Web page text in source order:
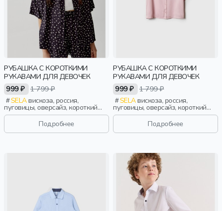
РУБАШКА С КОРОТКИМИ
РУКАВАМИ ДЛЯ ДЕВОЧЕК
999 ₽ 1 799 ₽
SELAвискоза, россия,
пуговицы, оверсайз, короткий
рукав, короткие, застежка,
свободные, воротник, девочки,
Подробнее
РУБАШКА С КОРОТКИМИ
РУКАВАМИ ДЛЯ ДЕВОЧЕК
999 ₽ 1 799 ₽
SELAвискоза, россия,
пуговицы, оверсайз, короткий
рукав, короткие, застежка,
свободные, воротник, девочки,
Подробнее